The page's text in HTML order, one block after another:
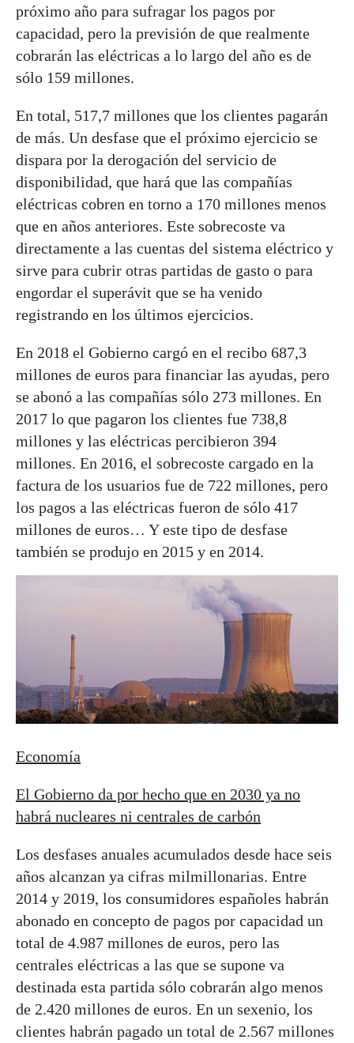
próximo año para sufragar los pagos por
capacidad, pero la previsión de que realmente
cobrarán las eléctricas a lo largo del año es de
sólo 159 millones.
En total, 517,7 millones que los clientes pagarán
de más. Un desfase que el próximo ejercicio se
dispara por la derogación del servicio de
disponibilidad, que hará que las compañías
eléctricas cobren en torno a 170 millones menos
que en años anteriores. Este sobrecoste va
directamente a las cuentas del sistema eléctrico y
sirve para cubrir otras partidas de gasto o para
engordar el superávit que se ha venido
registrando en los últimos ejercicios.
En 2018 el Gobierno cargó en el recibo 687,3
millones de euros para financiar las ayudas, pero
se abonó a las compañías sólo 273 millones. En
2017 lo que pagaron los clientes fue 738,8
millones y las eléctricas percibieron 394
millones. En 2016, el sobrecoste cargado en la
factura de los usuarios fue de 722 millones, pero
los pagos a las eléctricas fueron de sólo 417
millones de euros… Y este tipo de desfase
también se produjo en 2015 y en 2014.
Economía
El Gobierno da por hecho que en 2030 ya no
habrá nucleares ni centrales de carbón
Los desfases anuales acumulados desde hace seis
años alcanzan ya cifras milmillonarias. Entre
2014 y 2019, los consumidores españoles habrán
abonado en concepto de pagos por capacidad un
total de 4.987 millones de euros, pero las
centrales eléctricas a las que se supone va
destinada esta partida sólo cobrarán algo menos
de 2.420 millones de euros. En un sexenio, los
clientes habrán pagado un total de 2.567 millones